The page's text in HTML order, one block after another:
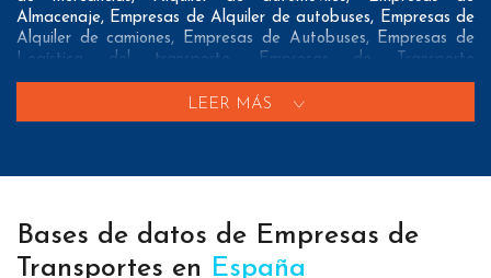
Almacenaje, Empresas de Alquiler de autobuses, Empresas de
Alquiler de camiones, Empresas de Autobuses, Empresas de
Logística del transporte, Empresas de Transporte
internacional, Empresas de Transporte marítimo, Empresas de
Transporte por carretera, Empresas de mensajeria, Empresas
de mudanzas, Estaciones de tren, Oficinas de correos y Taxis
contacto que pueden resultar interesantes a nuestros clientes:
A nivel de direcciones postalesnuestros/as Bases de datos
de Empresas de transporte en España tienen todos los datos
necesarios incluyendo dirección, localidad, provincia y código
LEER MÁS
Bases de datos de Empresas de
Transportes en España